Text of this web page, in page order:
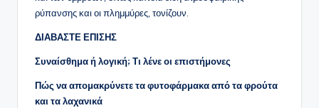
ρύπανσης και οι πλημμύρες, τονίζουν.
ΔΙΑΒΑΣΤΕ ΕΠΙΣΗΣ
Συναίσθημα ή λογική; Τι λένε οι επιστήμονες
Πώς να απομακρύνετε τα φυτοφάρμακα από τα φρούτα
και τα λαχανικά